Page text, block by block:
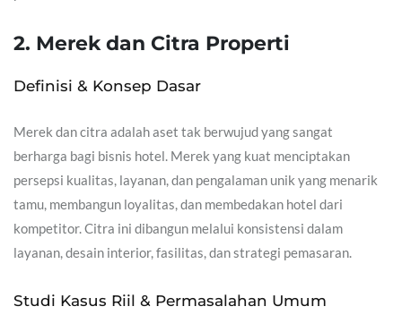
2. Merek dan Citra Properti
Definisi & Konsep Dasar
Merek dan citra adalah aset tak berwujud yang sangat
berharga bagi bisnis hotel. Merek yang kuat menciptakan
persepsi kualitas, layanan, dan pengalaman unik yang menarik
tamu, membangun loyalitas, dan membedakan hotel dari
kompetitor. Citra ini dibangun melalui konsistensi dalam
layanan, desain interior, fasilitas, dan strategi pemasaran.
Studi Kasus Riil & Permasalahan Umum